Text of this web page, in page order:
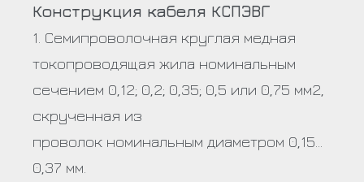
Конструкция кабеля КСПЭВГ
1. Семипроволочная круглая медная
токопроводящая жила номинальным
сечением 0,12; 0,2; 0,35; 0,5 или 0,75 мм2,
скрученная из
проволок номинальным диаметром 0,15…
0,37 мм.